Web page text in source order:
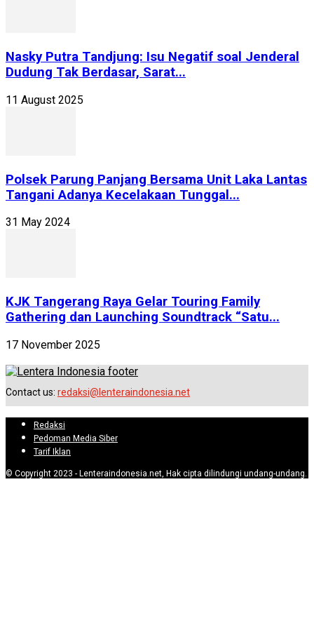
Nasky Putra Tandjung: Isu Negatif soal Jenderal
Dudung Tak Berdasar, Sarat...
11 August 2025
Polsek Parung Panjang Bersama Unit Laka Lantas
Tangani Adanya Kecelakaan Tunggal...
31 May 2024
KJK Tangerang Raya Gelar Touring Family
Gathering dan Launching Soundtrack “Satu...
17 November 2025
Contact us: redaksi@lenteraindonesia.net
Redaksi
Pedoman Media Siber
Tarif Iklan
© Copyright 2023 - Lenteraindonesia.net, Hak cipta dilindungi undang-undang.